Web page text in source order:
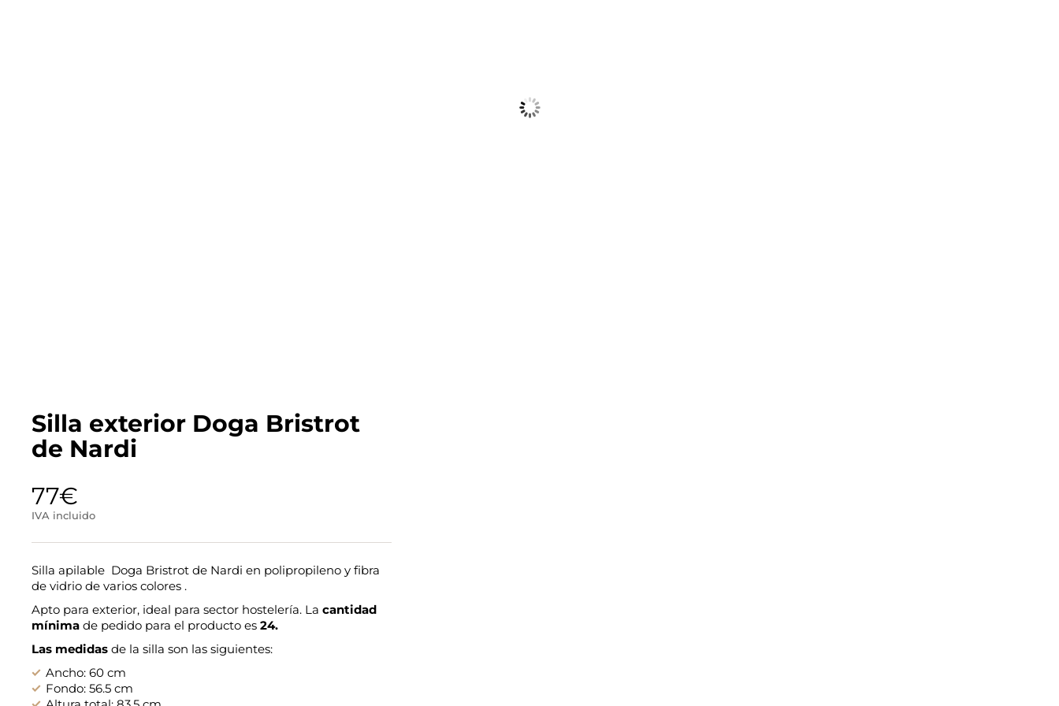
Silla exterior Doga Bristrot
de Nardi
77€
IVA incluido
Silla apilable Doga Bristrot de Nardi en polipropileno y fibra
de vidrio de varios colores .
Apto para exterior, ideal para sector hostelería. La cantidad
mínima de pedido para el producto es 24.
Las medidas de la silla son las siguientes:
Ancho: 60 cm
Fondo: 56.5 cm